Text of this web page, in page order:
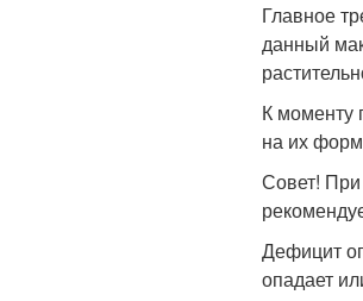
Главное
данный
К моменту
на их
Совет!
Дефицит
опадает